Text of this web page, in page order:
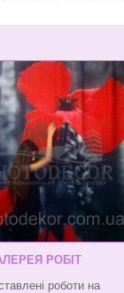
РОБІТ
роботи на